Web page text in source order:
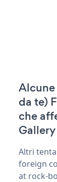
da te)
che
Altri
foreign
at rock-